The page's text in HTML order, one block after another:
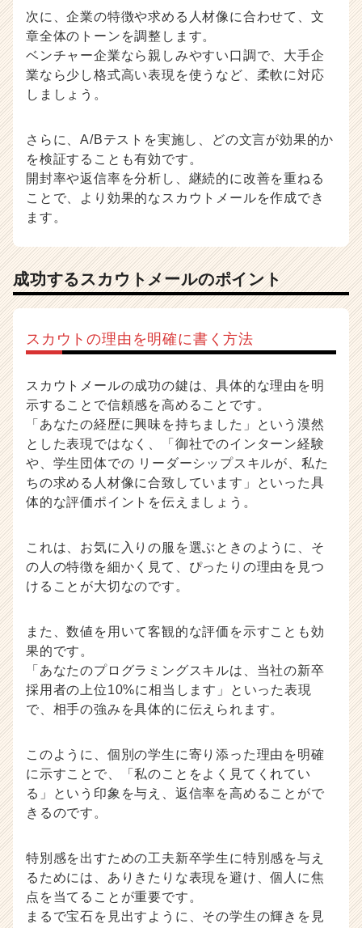
次に、企業の特徴や求める人材像に合わせて、文
章全体のトーンを調整します。
ベンチャー企業なら親しみやすい口調で、大手企
業なら少し格式高い表現を使うなど、柔軟に対応
しましょう。
さらに、A/Bテストを実施し、どの文言が効果的か
を検証することも有効です。
開封率や返信率を分析し、継続的に改善を重ねる
ことで、より効果的なスカウトメールを作成でき
ます。
成功するスカウトメールのポイント
スカウトの理由を明確に書く方法
スカウトメールの成功の鍵は、具体的な理由を明
示することで信頼感を高めることです。
「あなたの経歴に興味を持ちました」という漠然
とした表現ではなく、「御社でのインターン経験
や、学生団体での リーダーシップスキルが、私た
ちの求める人材像に合致しています」といった具
体的な評価ポイントを伝えましょう。
これは、お気に入りの服を選ぶときのように、そ
の人の特徴を細かく見て、ぴったりの理由を見つ
けることが大切なのです。
また、数値を用いて客観的な評価を示すことも効
果的です。
「あなたのプログラミングスキルは、当社の新卒
採用者の上位10%に相当します」といった表現
で、相手の強みを具体的に伝えられます。
このように、個別の学生に寄り添った理由を明確
に示すことで、「私のことをよく見てくれてい
る」という印象を与え、返信率を高めることがで
きるのです。
特別感を出すための工夫新卒学生に特別感を与え
るためには、ありきたりな表現を避け、個人に焦
点を当てることが重要です。
まるで宝石を見出すように、その学生の輝きを見